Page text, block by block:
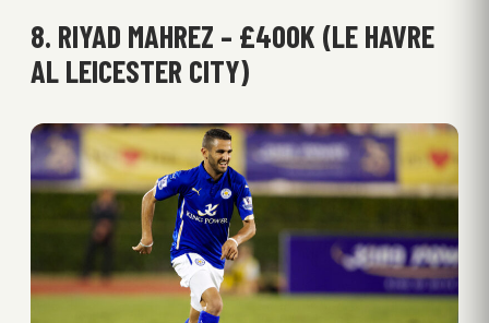
8. RIYAD MAHREZ – £400K (LE HAVRE
AL LEICESTER CITY)